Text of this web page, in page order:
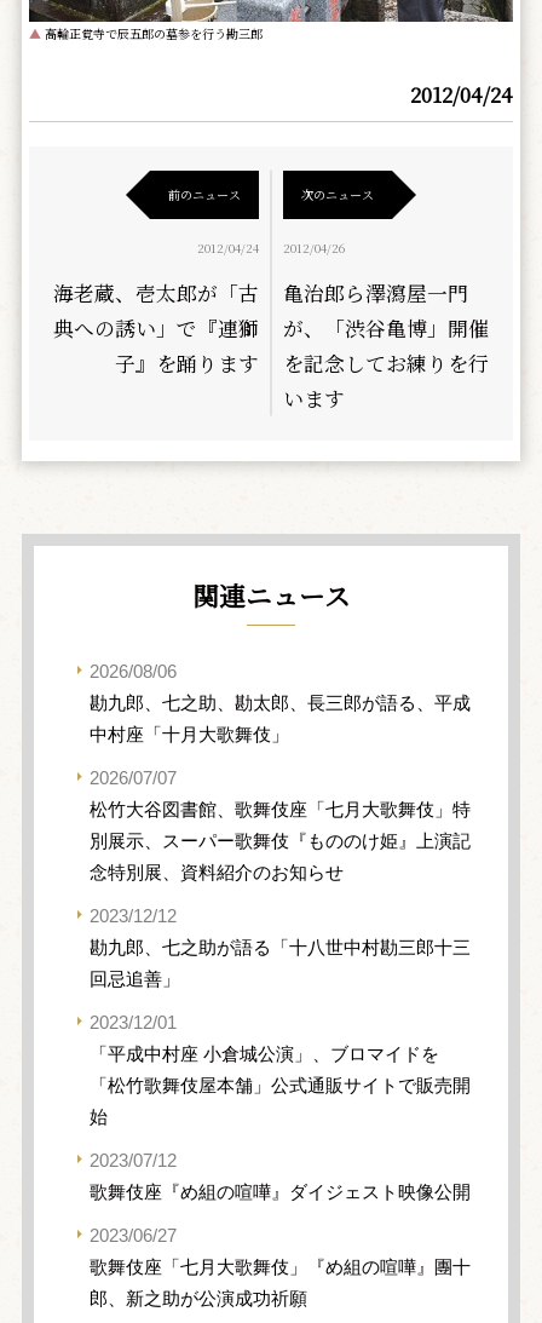
▲ 高輪正覚寺で辰五郎の墓参を行う勘三郎
2012/04/24
前のニュース
2012/04/24
海老蔵、壱太郎が「古
典への誘い」で『連獅
子』を踊ります
次のニュース
2012/04/26
亀治郎ら澤瀉屋一門
が、「渋谷亀博」開催
を記念してお練りを行
います
関連ニュース
2026/08/06
勘九郎、七之助、勘太郎、長三郎が語る、平成
中村座「十月大歌舞伎」
2026/07/07
松竹大谷図書館、歌舞伎座「七月大歌舞伎」特
別展示、スーパー歌舞伎『もののけ姫』上演記
念特別展、資料紹介のお知らせ
2023/12/12
勘九郎、七之助が語る「十八世中村勘三郎十三
回忌追善」
2023/12/01
「平成中村座 小倉城公演」、ブロマイドを
「松竹歌舞伎屋本舗」公式通販サイトで販売開
始
2023/07/12
歌舞伎座『め組の喧嘩』ダイジェスト映像公開
2023/06/27
歌舞伎座「七月大歌舞伎」『め組の喧嘩』團十
郎、新之助が公演成功祈願